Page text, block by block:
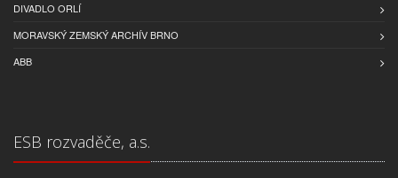
DIVADLO ORLÍ
MORAVSKÝ ZEMSKÝ ARCHÍV BRNO
ABB
ESB rozvaděče, a.s.